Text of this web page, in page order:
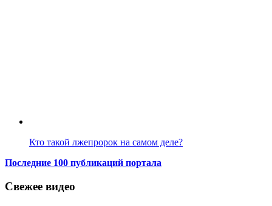
Кто такой лжепророк на самом деле?
Последние 100 публикаций портала
Свежее видео